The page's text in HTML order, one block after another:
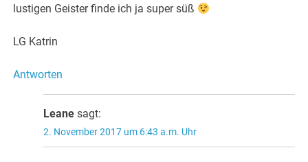
lustigen Geister finde ich ja super süß
LG Katrin
Antworten
Leane sagt:
2. November 2017 um 6:43 a.m. Uhr